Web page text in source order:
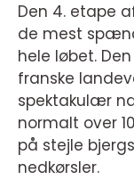
Den 4. etape
de mest
hele løbet.
franske
spektakulær
normalt over
på stejle
nedkørsler.